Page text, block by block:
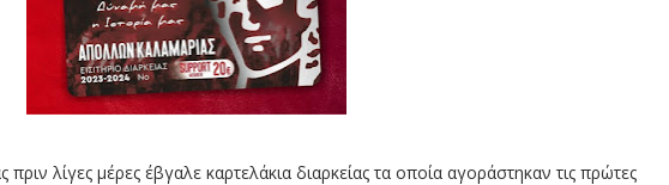
λίγες μέρες έβγαλε καρτελάκια διαρκείας τα οποία αγοράστηκαν τις πρώτες